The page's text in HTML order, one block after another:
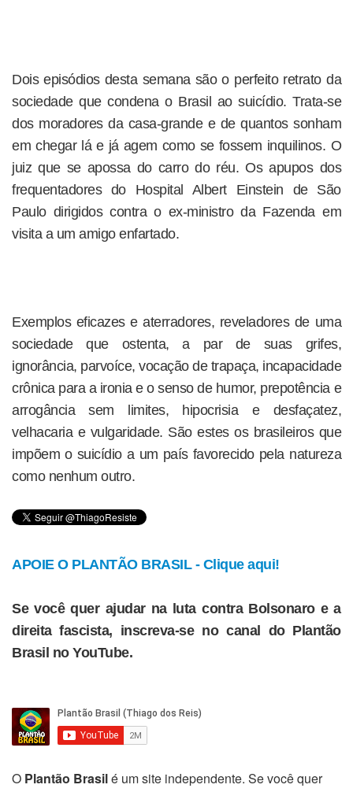
Dois episódios desta semana são o perfeito retrato da
sociedade que condena o Brasil ao suicídio. Trata-se
dos moradores da casa-grande e de quantos sonham
em chegar lá e já agem como se fossem inquilinos. O
juiz que se apossa do carro do réu. Os apupos dos
frequentadores do Hospital Albert Einstein de São
Paulo dirigidos contra o ex-ministro da Fazenda em
visita a um amigo enfartado.
Exemplos eficazes e aterradores, reveladores de uma
sociedade que ostenta, a par de suas grifes,
ignorância, parvoíce, vocação de trapaça, incapacidade
crônica para a ironia e o senso de humor, prepotência e
arrogância sem limites, hipocrisia e desfaçatez,
velhacaria e vulgaridade. São estes os brasileiros que
impõem o suicídio a um país favorecido pela natureza
como nenhum outro.
APOIE O PLANTÃO BRASIL - Clique aqui!
Se você quer ajudar na luta contra Bolsonaro e a
direita fascista, inscreva-se no canal do Plantão
Brasil no YouTube.
O Plantão Brasilé um site independente. Se você quer